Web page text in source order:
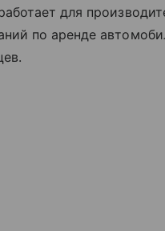
для
по аренде